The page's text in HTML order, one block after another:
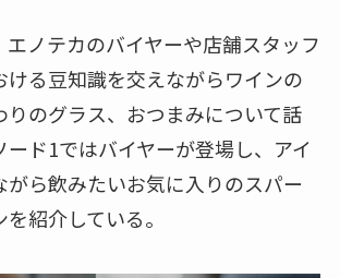
エノテカのバイヤーや店舗スタッフ
ける豆知識を交えながらワインの
りのグラス、おつまみについて話
ード1ではバイヤーが登場し、アイ
がら飲みたいお気に入りのスパー
紹介している。